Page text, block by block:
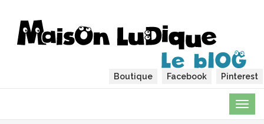
Boutique Facebook Pinterest